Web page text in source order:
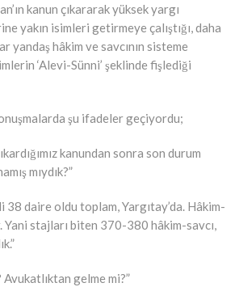
kanun çıkararak yüksek yargı
yakın isimleri getirmeye çalıştığı, daha
yandaş hâkim ve savcının sisteme
‘Alevi-Sünni’ şeklinde fişlediği
şu ifadeler geçiyordu;
kanundan sonra son durum
mıydık?”
38 daire oldu toplam, Yargıtay’da. Hâkim-
Yani stajları biten 370-380 hâkim-savcı,
gelme mi?”